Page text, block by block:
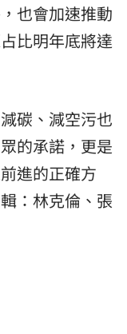
也會加速推動
比明年底將達
碳、減空污也
的承諾，更是
進的正確方
：林克倫、張